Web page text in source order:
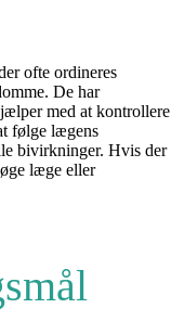
ofte ordineres
De har
med at kontrollere
følge lægens
bivirkninger. Hvis der
læge eller